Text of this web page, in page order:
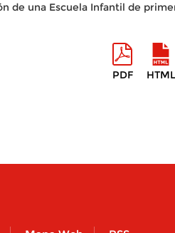
de una Escuela Infantil de
PDF HTML